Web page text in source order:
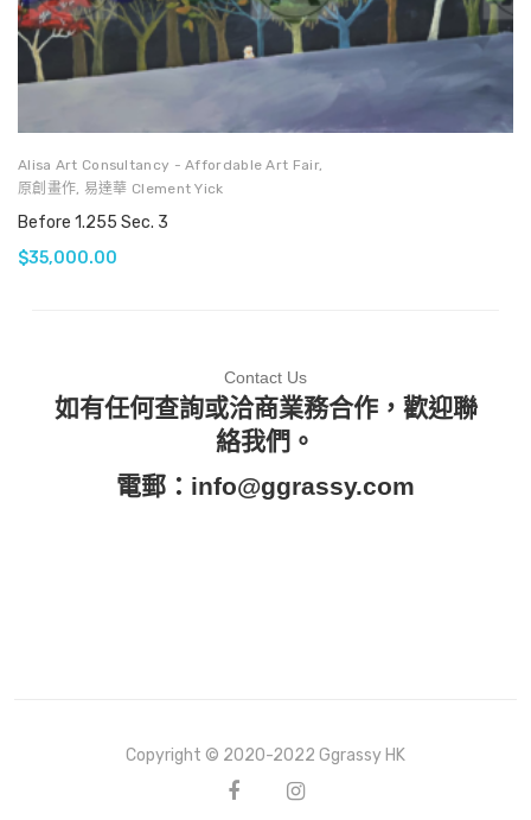
Alisa Art Consultancy - Affordable Art Fair,
原創畫作, 易達華 Clement Yick
Before 1.255 Sec. 3
$35,000.00
Contact Us
如有任何查詢或洽商業務合作，歡迎聯
絡我們。
電郵： info@ggrassy.com
Copyright © 2020-2022 Ggrassy HK